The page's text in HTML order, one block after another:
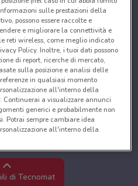
di Tecnomat
sulle prestazioni della
possono essere raccolte e
e migliorare la connettività e
reti wireless, come meglio indicato
Policy. Inoltre, i tuoi dati possono
di report, ricerche di mercato,
sulla posizione e analisi delle
in qualsiasi momento
all'interno della
Continuerai a visualizzare annunci
generici e probabilmente non
Potrai sempre cambiare idea
all'interno della
i dati per fornire:
Scansione attiva delle
dell’identificazione. Archiviare